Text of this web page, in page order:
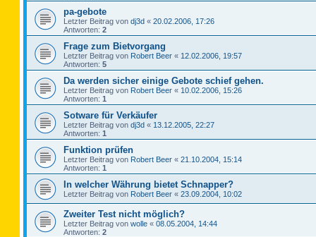
pa-gebote
Letzter Beitrag von dj3d « 20.02.2006, 17:26
Antworten: 2
Frage zum Bietvorgang
Letzter Beitrag von Robert Beer « 12.02.2006, 19:57
Antworten: 5
Da werden sicher einige Gebote schief gehen.
Letzter Beitrag von Robert Beer « 10.02.2006, 15:26
Antworten: 1
Sotware für Verkäufer
Letzter Beitrag von dj3d « 13.12.2005, 22:27
Antworten: 1
Funktion prüfen
Letzter Beitrag von Robert Beer « 21.10.2004, 15:14
Antworten: 1
In welcher Währung bietet Schnapper?
Letzter Beitrag von Robert Beer « 23.09.2004, 10:02
Zweiter Test nicht möglich?
Letzter Beitrag von wolle « 08.05.2004, 14:44
Antworten: 2